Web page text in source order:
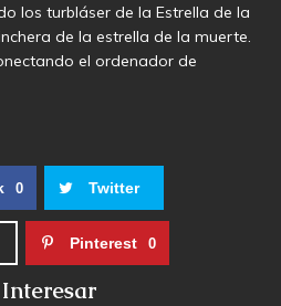
los turbláser de la Estrella de la
de la estrella de la muerte.
el ordenador de
0 Twitter
Pinterest 0